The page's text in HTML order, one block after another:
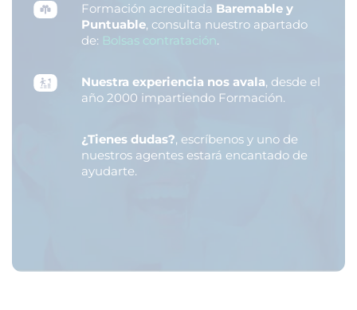
Formación acreditada Baremable y
Puntuable, consulta nuestro apartado
de: Bolsas contratación.
Nuestra experiencia nos avala, desde el
año 2000 impartiendo Formación.
¿Tienes dudas?, escríbenos y uno de
nuestros agentes estará encantado de
ayudarte.